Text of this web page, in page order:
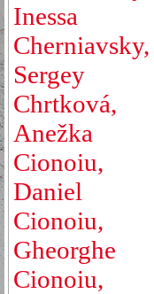
Inessa
Cherniavsky,
Sergey
Chrtková,
Anežka
Cionoiu,
Daniel
Cionoiu,
Gheorghe
Cionoiu,